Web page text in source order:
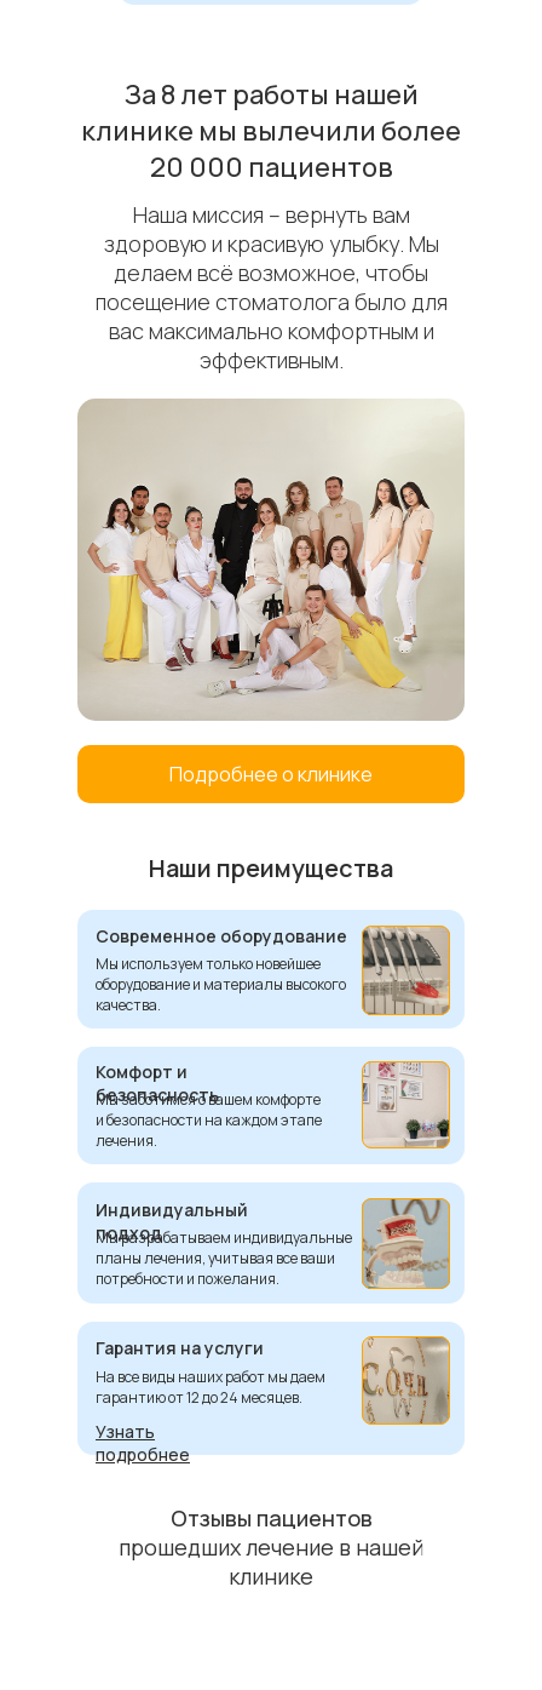
Наша миссия – вернуть вам
здоровую и красивую улыбку. Мы
делаем всё возможное, чтобы
посещение стоматолога было для
вас максимально комфортным и
эффективным.
За 8 лет работы нашей
клинике мы вылечили более
20 000 пациентов
Подробнее о клинике
Наши преимущества
Гарантия на услуги
На все виды наших работ мы даем
гарантию от 12 до 24 месяцев.
Узнать
подробнее
Индивидуальный
подход
Мы разрабатываем индивидуальные
планы лечения, учитывая все ваши
потребности и пожелания.
Комфорт и
безопасность
Мы заботимся о вашем комфорте
и безопасности на каждом этапе
лечения.
Современное оборудование
Мы используем только новейшее
оборудование и материалы высокого
качества.
Отзывы пациентов
прошедших лечение в нашей
клинике